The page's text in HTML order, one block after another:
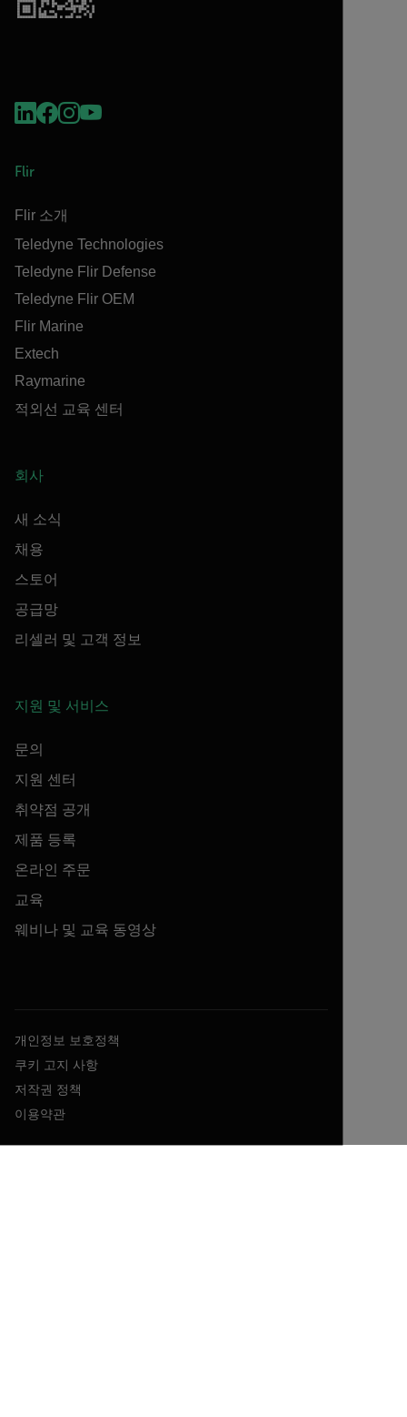
Flir
Flir 소개
Teledyne Technologies
Teledyne Flir Defense
Teledyne Flir OEM
Flir Marine
Extech
Raymarine
적외선 교육 센터
회사
새 소식
채용
스토어
공급망
리셀러 및 고객 정보
지원 및 서비스
문의
지원 센터
취약점 공개
제품 등록
온라인 주문
교육
웨비나 및 교육 동영상
개인정보 보호정책
쿠키 고지 사항
저작권 정책
이용약관